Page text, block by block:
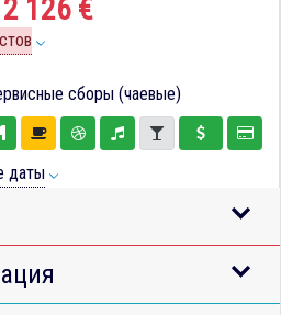
2 126 €
сборы (чаевые)
даты